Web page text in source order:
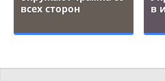
всех сторон
в